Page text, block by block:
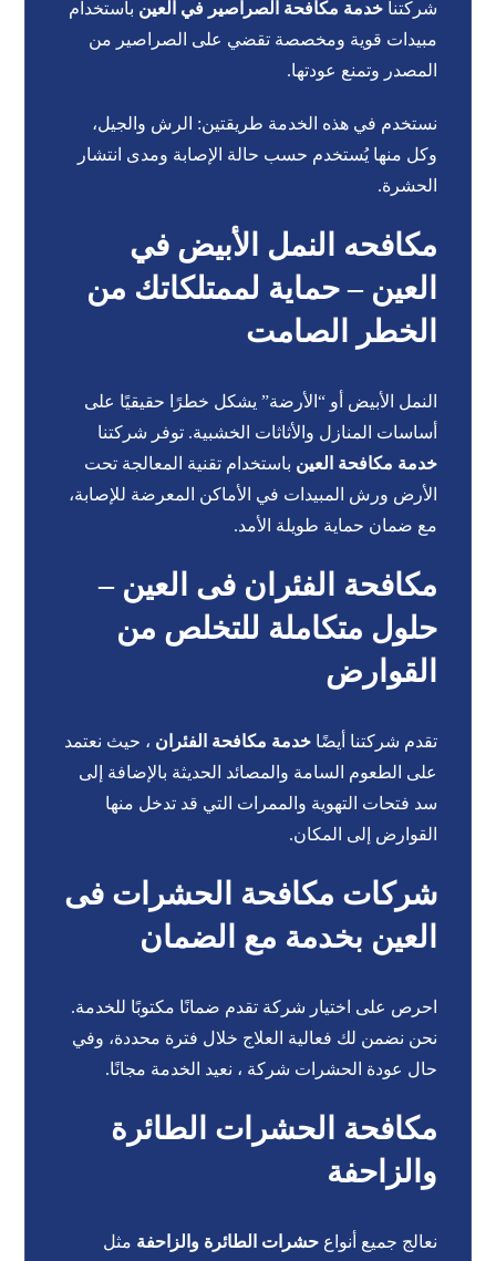
شركتناخدمة مكافحة الصراصير في العين باستخدام
مبيدات قوية ومخصصة تقضي على الصراصير من
المصدر وتمنع عودتها.
نستخدم في هذه الخدمة طريقتين: الرش والجيل،
وكل منها يُستخدم حسب حالة الإصابة ومدى انتشار
الحشرة.
مكافحه النمل الأبيض في
العين – حماية لممتلكاتك من
الخطر الصامت
النمل الأبيض أو “الأرضة” يشكل خطرًا حقيقيًا على
أساسات المنازل والأثاثات الخشبية. توفر شركتنا
خدمة مكافحة العين باستخدام تقنية المعالجة تحت
الأرض ورش المبيدات في الأماكن المعرضة للإصابة،
مع ضمان حماية طويلة الأمد.
مكافحة الفئران فى العين –
حلول متكاملة للتخلص من
القوارض
تقدم شركتنا أيضًاخدمة مكافحة الفئران ، حيث نعتمد
على الطعوم السامة والمصائد الحديثة بالإضافة إلى
سد فتحات التهوية والممرات التي قد تدخل منها
القوارض إلى المكان.
شركات مكافحة الحشرات فى
العين بخدمة مع الضمان
احرص على اختيار شركة تقدم ضمانًا مكتوبًا للخدمة.
نحن نضمن لك فعالية العلاج خلال فترة محددة، وفي
حال عودة الحشرات شركة ، نعيد الخدمة مجانًا.
مكافحة الحشرات الطائرة
والزاحفة
نعالج جميع أنواعحشرات الطائرة والزاحفة مثل